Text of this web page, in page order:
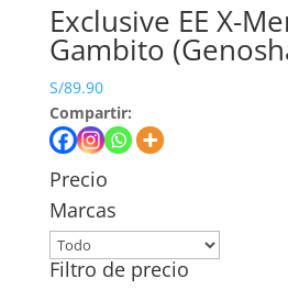
Exclusive EE X-
Gambito
S/89.90
Compartir:
Precio
Marcas
Filtro de precio